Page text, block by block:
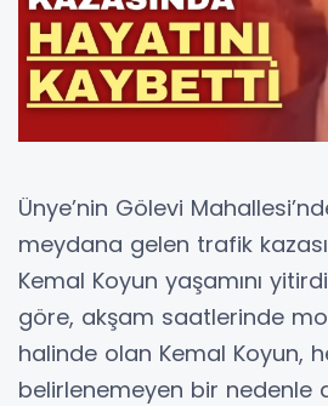
Ünye’nin Gölevi
meydana gelen trafik
Kemal Koyun yaşamını
göre, akşam saatlerinde
halinde olan Kemal Koyun,
belirlenemeyen bir nedenle